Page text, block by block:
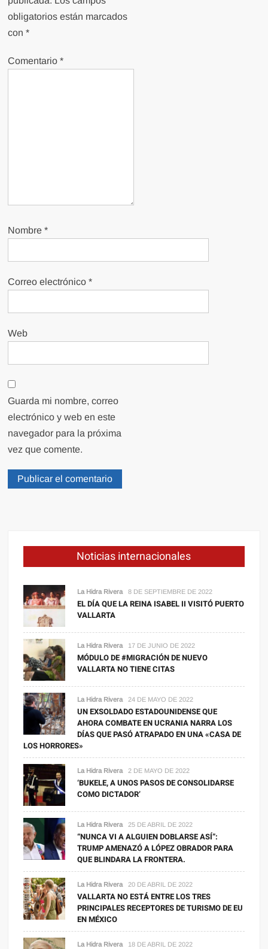
obligatorios están marcados
con*
Comentario*
Nombre*
Correo electrónico*
Web
Guarda mi nombre, correo
electrónico y web en este
navegador para la próxima
vez que comente.
Noticias internacionales
La Hidra Rivera 8 DE SEPTIEMBRE DE 2022
EL DÍA QUE LA REINA ISABEL II VISITÓ PUERTO
VALLARTA
La Hidra Rivera 17 DE JUNIO DE 2022
MÓDULO DE #MIGRACIÓN DE NUEVO
VALLARTA NO TIENE CITAS
La Hidra Rivera 24 DE MAYO DE 2022
UN EXSOLDADO ESTADOUNIDENSE QUE
AHORA COMBATE EN UCRANIA NARRA LOS
DÍAS QUE PASÓ ATRAPADO EN UNA «CASA DE
LOS HORRORES»
La Hidra Rivera 2 DE MAYO DE 2022
‘BUKELE, A UNOS PASOS DE CONSOLIDARSE
COMO DICTADOR’
La Hidra Rivera 25 DE ABRIL DE 2022
“NUNCA VI A ALGUIEN DOBLARSE ASÍ”:
TRUMP AMENAZÓ A LÓPEZ OBRADOR PARA
QUE BLINDARA LA FRONTERA.
La Hidra Rivera 20 DE ABRIL DE 2022
VALLARTA NO ESTÁ ENTRE LOS TRES
PRINCIPALES RECEPTORES DE TURISMO DE EU
EN MÉXICO
La Hidra Rivera 18 DE ABRIL DE 2022